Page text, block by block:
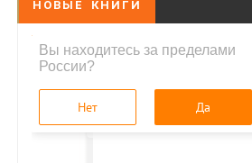
НОВЫЕ КНИГИ